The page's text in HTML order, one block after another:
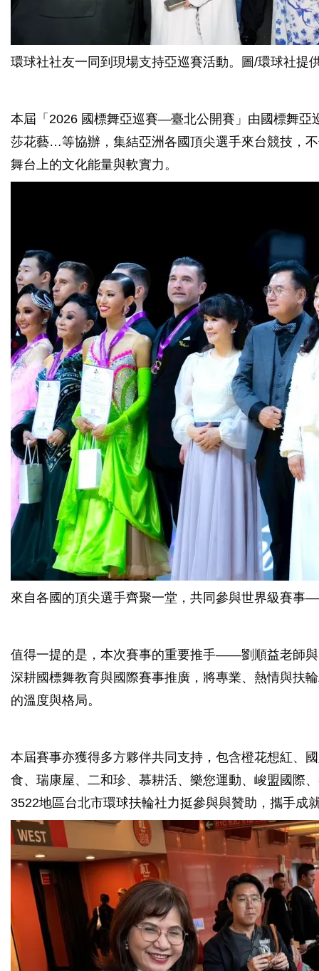
環球社社友一同到現場支持亞巡賽活動。圖/環球社提
本屆「2026 國標舞亞巡賽—臺北公開賽」由國標舞亞
莎花藝…等協辦，集結亞洲各國頂尖選手來台競技，
舞台上的文化能量與軟實力。
來自各國的頂尖選手齊聚一堂，共同參與世界級賽
值得一提的是，本次賽事的重要推手——劉順益老師
深耕國標舞教育與國際賽事推廣，將專業、熱情與扶
的溫度與格局。
本屆賽事亦獲得多方夥伴共同支持，包含橙花想紅、
食、瑞康屋、二和珍、慕耕活、樂您運動、峻盟國際
3522地區台北市環球扶輪社力挺參與與贊助，攜手成